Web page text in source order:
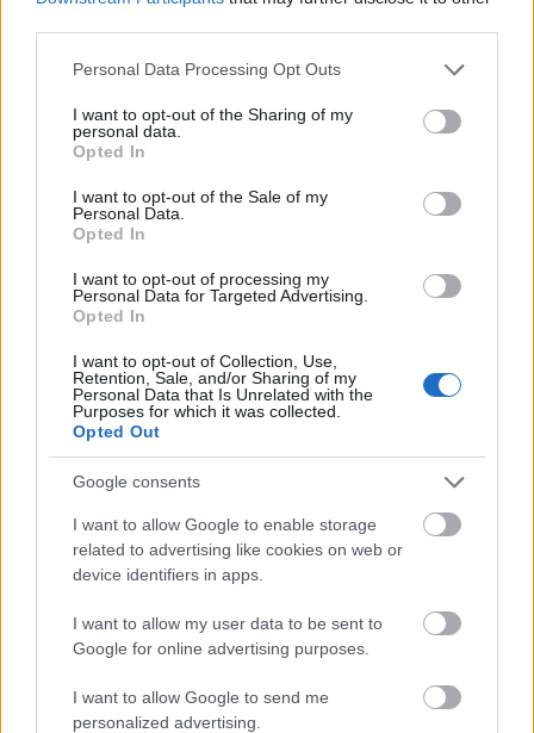
Please note that this website/app uses one or more Google
not limited to your visit or usage behaviour. You may click to
grant or deny consent to Google and its third-party tags to
use your data for below specified purposes in below Google
consent section.
Personal Data Processing Opt Outs
I want to opt-out of the Sharing of my
personal data.
Opted In
I want to opt-out of the Sale of my
Personal Data.
Opted In
I want to opt-out of processing my
Personal Data for Targeted Advertising.
Opted In
I want to opt-out of Collection, Use,
Retention, Sale, and/or Sharing of my
Personal Data that Is Unrelated with the
Purposes for which it was collected.
Opted Out
Google consents
I want to allow Google to enable storage
related to advertising like cookies on web or
device identifiers in apps.
I want to allow my user data to be sent to
Google for online advertising purposes.
I want to allow Google to send me
personalized advertising.
HackmanvagyMaggie Rogers, de Barkóczi Noémi
és alkotótársai teljesen szuverén, izgalmas világot
teremtenek, ami különösen az album közepén
kiemelkedő lírai formát, amiben annyira jó elidőzni,
hogy aztán garantált legyen a késés bárhonnan.
Előadó:Barkóczi Noémi